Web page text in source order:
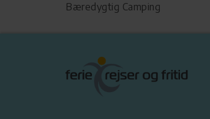
Bæredygtig Camping